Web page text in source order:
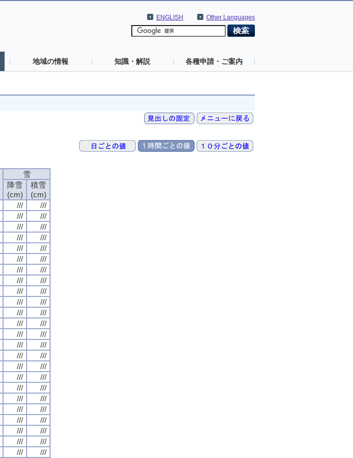
Other Languages
ENGLISH
地域の情報 知識・解説 各種申請・ご案内
雪
降雪
(cm)
積雪
(cm)
///
///
///
///
///
///
///
///
///
///
///
///
///
///
///
///
///
///
///
///
///
///
///
///
///
///
///
///
///
///
///
///
///
///
///
///
///
///
///
///
///
///
///
///
///
///
/// ///